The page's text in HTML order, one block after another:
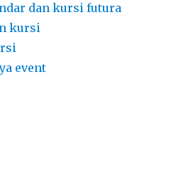
dan kursi futura
kursi
event